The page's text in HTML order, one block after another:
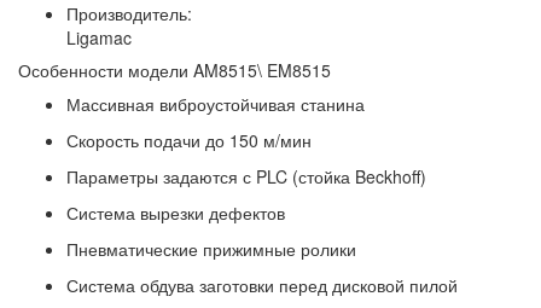
Производитель:
Ligamac
Особенности модели AM8515\ EM8515
Массивная виброустойчивая станина
Скорость подачи до 150 м/мин
Параметры задаются с PLC (стойка Beckhoff)
Система вырезки дефектов
Пневматические прижимные ролики
Система обдува заготовки перед дисковой пилой